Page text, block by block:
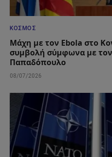
ΚΌΣΜΟΣ
Μάχη με τον Ebola στο
συμβολή σύμφωνα με
Παπαδόπουλο
08/07/2026